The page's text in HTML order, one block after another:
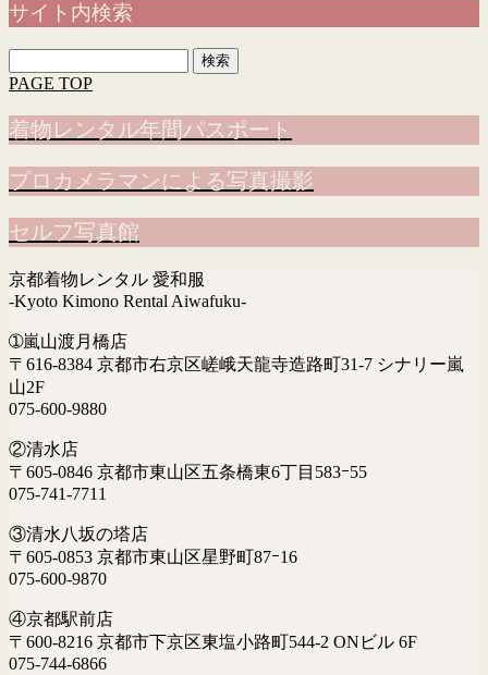
サイト内検索
索:
PAGE TOP
着物レンタル年間パスポート
プロカメラマンによる写真撮影
セルフ写真館
京都着物レンタル 愛和服
-Kyoto Kimono Rental Aiwafuku-
➀嵐山渡月橋店
〒616-8384 京都市右京区嵯峨天龍寺造路町31-7 シナリー嵐
山2F
075-600-9880
②清水店
〒605-0846 京都市東山区五条橋東6丁目583ｰ55
075-741-7711
③清水八坂の塔店
〒605-0853 京都市東山区星野町87ｰ16
075-600-9870
④京都駅前店
〒600-8216 京都市下京区東塩小路町544-2 ONビル 6F
075-744-6866